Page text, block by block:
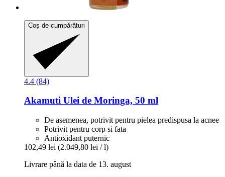
Coș de cumpărături
4.4 (84)
Akamuti Ulei de Moringa, 50 ml
De asemenea, potrivit pentru pielea predispusa la acnee
Potrivit pentru corp si fata
Antioxidant puternic
102,49 lei (2.049,80 lei / l)
Livrare până la data de 13. august